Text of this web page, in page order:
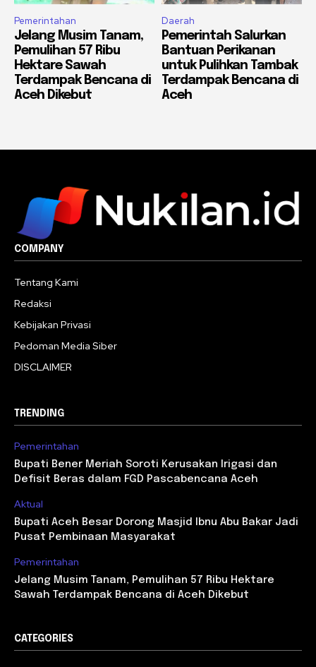
Pemerintahan
Jelang Musim Tanam,
Pemulihan 57 Ribu
Hektare Sawah
Terdampak Bencana di
Aceh Dikebut
Daerah
Pemerintah Salurkan
Bantuan Perikanan
untuk Pulihkan Tambak
Terdampak Bencana di
Aceh
COMPANY
Tentang Kami
Redaksi
Kebijakan Privasi
Pedoman Media Siber
DISCLAIMER
TRENDING
Pemerintahan
Bupati Bener Meriah Soroti Kerusakan Irigasi dan
Defisit Beras dalam FGD Pascabencana Aceh
Aktual
Bupati Aceh Besar Dorong Masjid Ibnu Abu Bakar Jadi
Pusat Pembinaan Masyarakat
Pemerintahan
Jelang Musim Tanam, Pemulihan 57 Ribu Hektare
Sawah Terdampak Bencana di Aceh Dikebut
CATEGORIES